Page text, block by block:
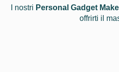
I nostri Personal Gadget
offrirti il